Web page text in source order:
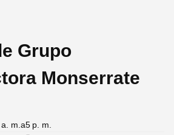
Grupo
Monserrate
m.a5 p. m.